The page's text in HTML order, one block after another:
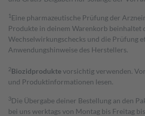
1 Eine pharmazeutische Prüfung der
Produkte in deinem Warenkorb beinhaltet
Wechselwirkungschecks und die Prüfung
Anwendungshinweise des Herstellers.
2Biozidproduktevorsichtig verwenden.
und Produktinformationen lesen.
3Die Übergabe deiner Bestellung an den
bei uns werktags von Montag bis Freitag